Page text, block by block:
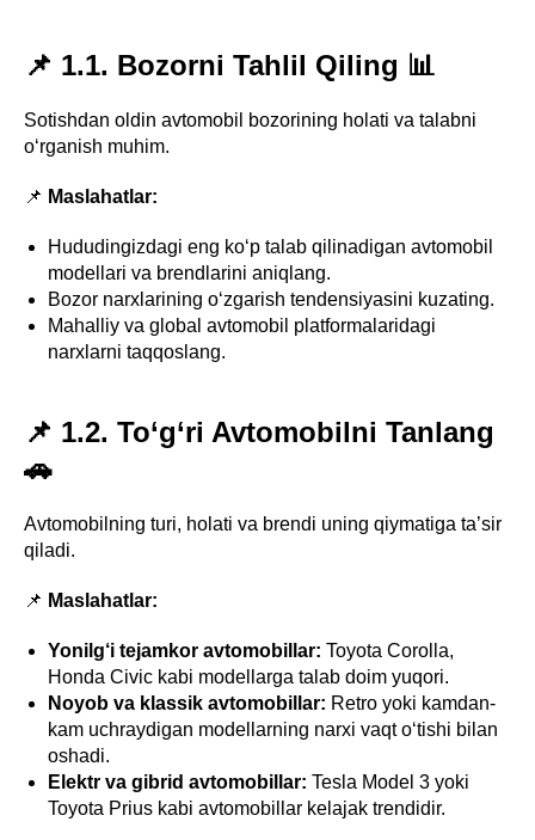
📌 1.1. Bozorni Tahlil Qiling 📊
Sotishdan oldin avtomobil bozorining holati va talabni
o‘rganish muhim.
📌 Maslahatlar:
Hududingizdagi eng ko‘p talab qilinadigan avtomobil
modellari va brendlarini aniqlang.
Bozor narxlarining o‘zgarish tendensiyasini kuzating.
Mahalliy va global avtomobil platformalaridagi
narxlarni taqqoslang.
📌 1.2. To‘g‘ri Avtomobilni Tanlang
🚗
Avtomobilning turi, holati va brendi uning qiymatiga ta’sir
qiladi.
📌 Maslahatlar:
Yonilg‘i tejamkor avtomobillar: Toyota Corolla,
Honda Civic kabi modellarga talab doim yuqori.
Noyob va klassik avtomobillar: Retro yoki kamdan-
kam uchraydigan modellarning narxi vaqt o‘tishi bilan
oshadi.
Elektr va gibrid avtomobillar: Tesla Model 3 yoki
Toyota Prius kabi avtomobillar kelajak trendidir.